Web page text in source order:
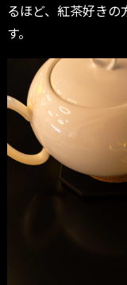
るほど、紅茶好きの
す。